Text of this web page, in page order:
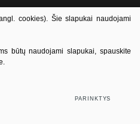
cookies). Šie slapukai naudojami
būtų naudojami slapukai, spauskite
PARINKTYS